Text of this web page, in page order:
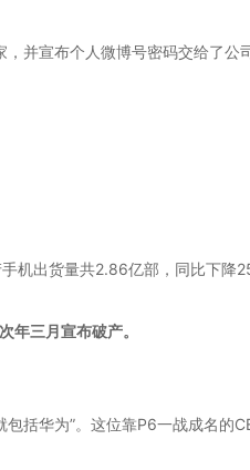
并宣布个人微博号密码交给了公
机出货量共2.86亿部，同比下降
年三月宣布破产。
括华为”。这位靠P6一战成名的